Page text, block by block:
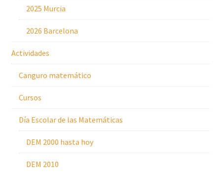
2025 Murcia
2026 Barcelona
Actividades
Canguro matemático
Cursos
Día Escolar de las Matemáticas
DEM 2000 hasta hoy
DEM 2010